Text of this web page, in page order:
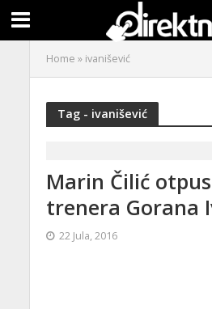
Home » ivanišević
Tag - ivanišević
Marin Čilić
trenera Gorana
22 Jula, 2016